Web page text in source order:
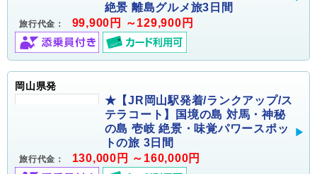
絶景 離島グルメ旅3日間
旅行代金： 99,900円 ～129,900円
岡山県発
★【JR岡山駅発着/ランクアップ/ス
テラコート】国境の島 対馬・神秘
の島 壱岐 絶景・味覚パワースポッ
トの旅 3日間
旅行代金： 130,000円 ～160,000円